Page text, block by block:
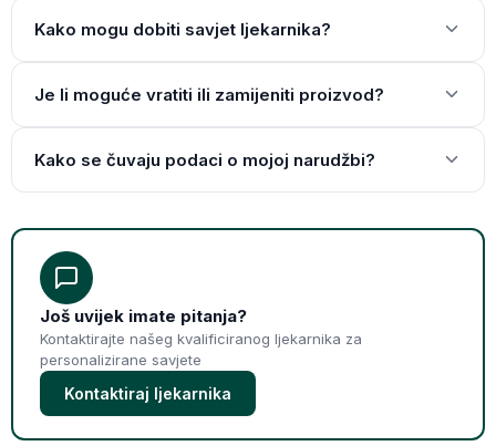
Kako mogu dobiti savjet ljekarnika?
Je li moguće vratiti ili zamijeniti proizvod?
Kako se čuvaju podaci o mojoj narudžbi?
Još uvijek imate pitanja?
Kontaktirajte našeg kvalificiranog ljekarnika za
personalizirane savjete
Kontaktiraj ljekarnika